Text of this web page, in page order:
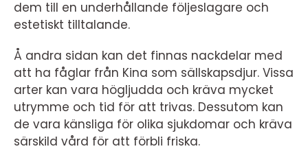
dem till en underhållande följeslagare och
estetiskt tilltalande.
Å andra sidan kan det finnas nackdelar med
att ha fåglar från Kina som sällskapsdjur. Vissa
arter kan vara högljudda och kräva mycket
utrymme och tid för att trivas. Dessutom kan
de vara känsliga för olika sjukdomar och kräva
särskild vård för att förbli friska.